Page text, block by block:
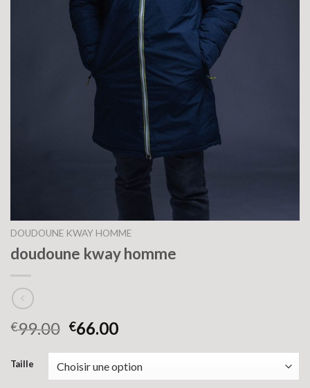
DOUDOUNE KWAY HOMME
doudoune kway homme
€99.00 €66.00
Taille